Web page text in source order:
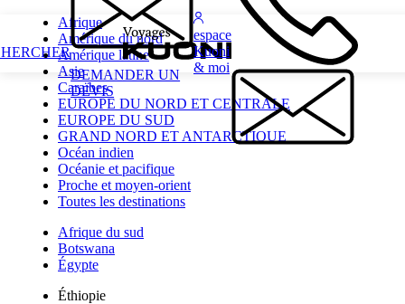
DEMANDER UN
DEVIS
espace
Kuoni
& moi
Afrique
Amérique du nord
Amérique latine
Asie
Caraïbes
EUROPE DU NORD ET CENTRALE
EUROPE DU SUD
GRAND NORD ET ANTARCTIQUE
Océan indien
Océanie et pacifique
Proche et moyen-orient
Toutes les destinations
Afrique du sud
Botswana
Égypte
Éthiopie